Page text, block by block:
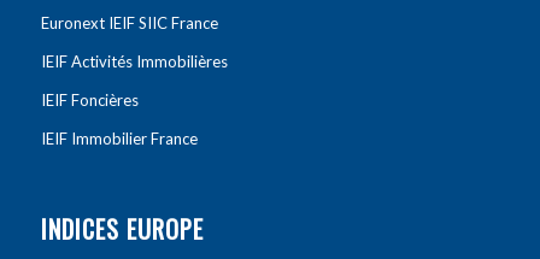
Euronext IEIF SIIC France
IEIF Activités Immobilières
IEIF Foncières
IEIF Immobilier France
INDICES EUROPE